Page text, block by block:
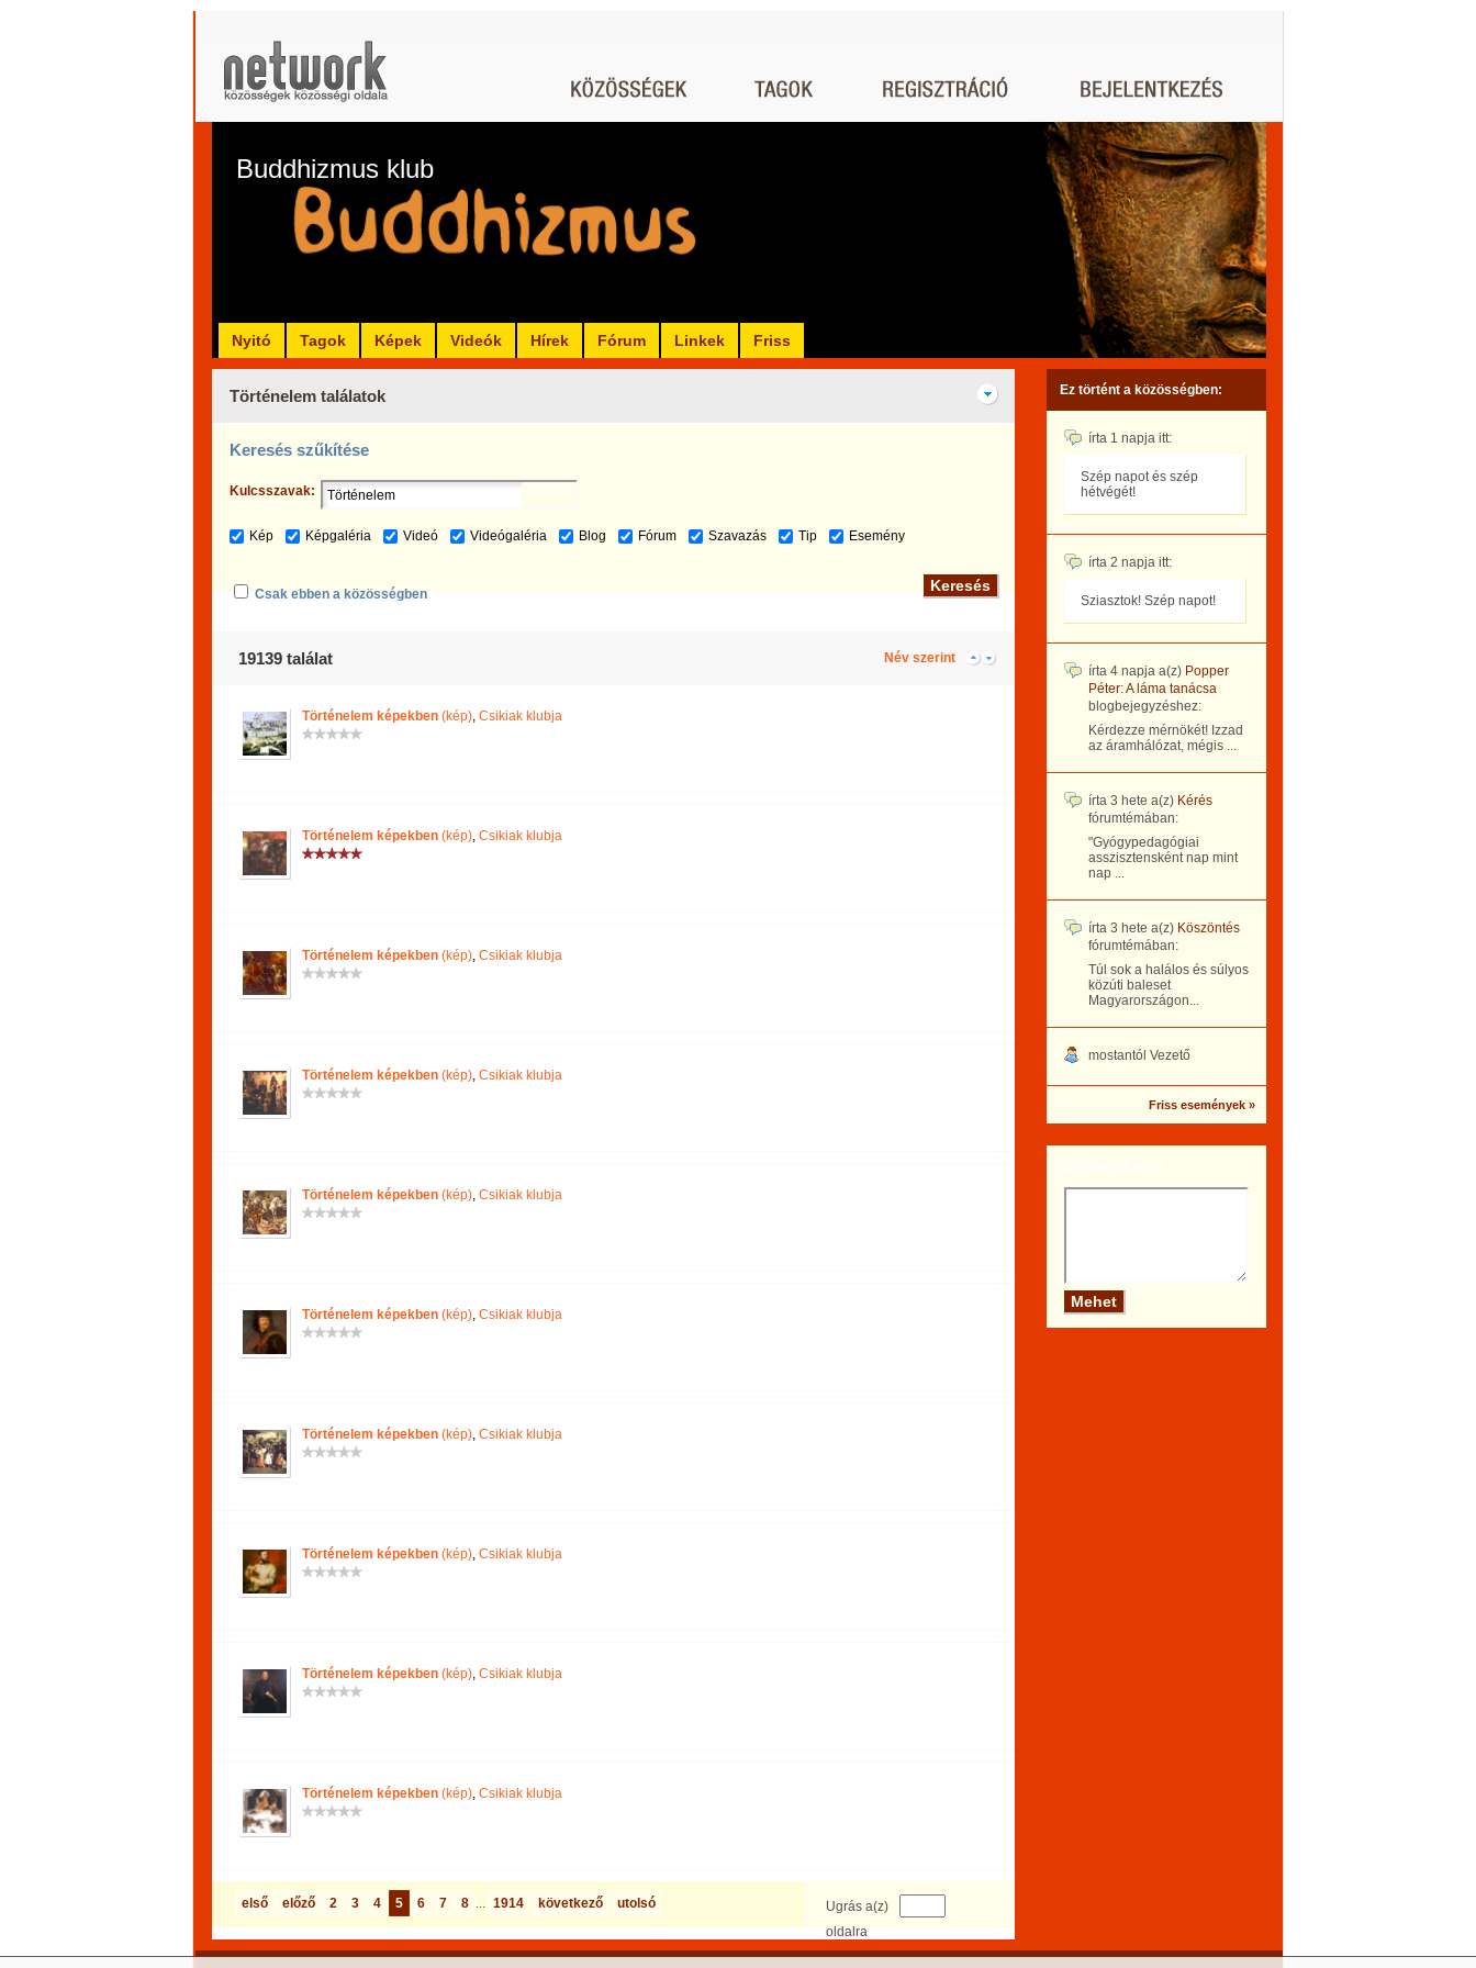
Buddhizmus klub
Nyitó Tagok Képek Videók Hírek Fórum Linkek Friss
Történelem találatok
Keresés szűkítése
Kulcsszavak:
Kép Képgaléria Videó Videógaléria Blog Fórum Szavazás Tip Esemény
Csak ebben a közösségben
19139 találat Név szerint
Történelem képekben (kép), Csikiak klubja
Történelem képekben (kép), Csikiak klubja
Történelem képekben (kép), Csikiak klubja
Történelem képekben (kép), Csikiak klubja
Történelem képekben (kép), Csikiak klubja
Történelem képekben (kép), Csikiak klubja
Történelem képekben (kép), Csikiak klubja
Történelem képekben (kép), Csikiak klubja
Történelem képekben (kép), Csikiak klubja
Történelem képekben (kép), Csikiak klubja
Ugrás a(z)
oldalra
első előző 2 3 4 5 6 7 8 ... 1914 következő utolsó
Ez történt a közösségben:
írta 1 napja itt:
Szép napot és szép
hétvégét!
írta 2 napja itt:
Sziasztok! Szép napot!
írta 4 napja a(z) Popper
Péter: A láma tanácsa
blogbejegyzéshez:
Kérdezze mérnökét! Izzad
az áramhálózat, mégis ...
írta 3 hete a(z) Kérés
fórumtémában:
"Gyógypedagógiai
asszisztensként nap mint
nap ...
írta 3 hete a(z) Köszöntés
fórumtémában:
Túl sok a halálos és súlyos
közúti baleset
Magyarországon...
mostantól Vezető
Friss események »